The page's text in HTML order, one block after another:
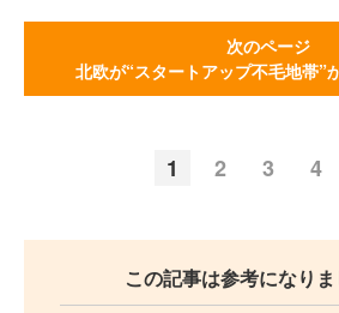
次のページ
北欧が“スタートアップ不毛地帯”
1 2 3 4
この記事は参考になり